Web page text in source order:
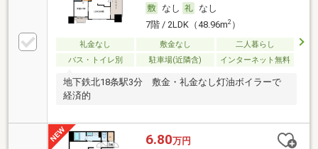
なし
なし
7階 / 2LDK（48.96m2）
礼金なし 敷金なし
二人暮らし
バス・トイレ別
駐車場(近隣含) インターネット無料
地下鉄北18条駅3分 敷金・礼金なし灯油ボイラーで
経済的
6.80万円